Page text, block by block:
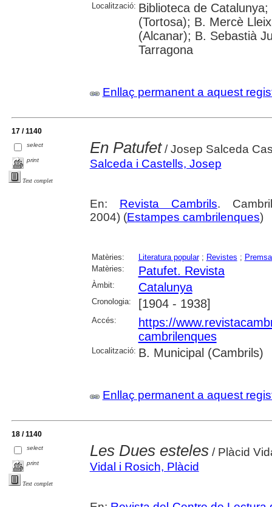
Localització: Biblioteca de
(Tortosa); B. Mercè
(Alcanar); B. Sebastià
Tarragona
Enllaç permanent a aquest
17 / 1140
select
print
Text complet
En Patufet/ Josep Salceda
Salceda i Castells, Josep
En: Revista Cambrils.
2004) (Estampes cambrilenques)
Matèries: Literatura popular; Revistes ;
Matèries:
Patufet. Revista
Àmbit: Catalunya
Cronologia: [1904 - 1938]
Accés:
https://
cambrilenques
Localització: B. Municipal (Cambrils)
Enllaç permanent a aquest
18 / 1140
select
print
Text complet
Les Dues esteles/ Plàcid
Vidal i Rosich, Plàcid